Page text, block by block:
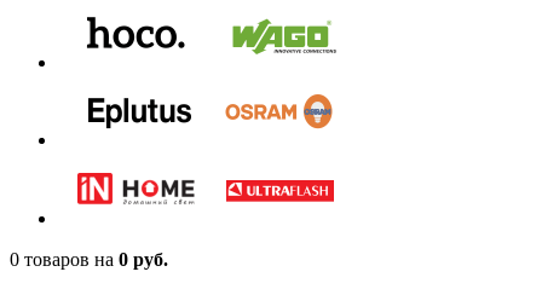
0 товаров на 0 руб.